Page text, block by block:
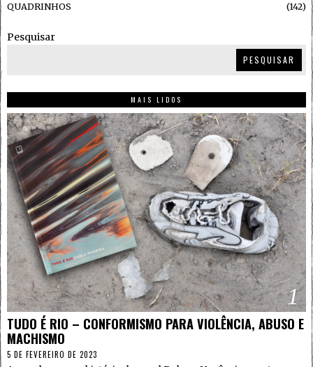
QUADRINHOS 142
Pesquisar
PESQUISAR
MAIS LIDOS
1
TUDO É RIO – CONFORMISMO PARA VIOLÊNCIA, ABUSO E
MACHISMO
5 DE FEVEREIRO DE 2023